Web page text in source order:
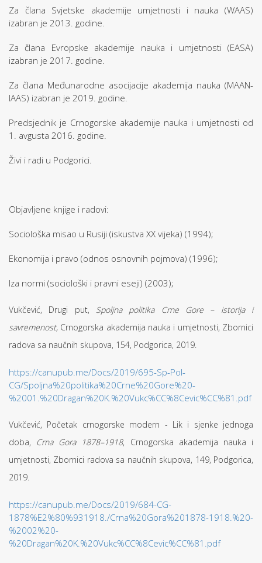
Za člana Svjetske akademije umjetnosti i nauka (WAAS)
izabran je 2013. godine.
Za člana Evropske akademije nauka i umjetnosti (EASA)
izabran je 2017. godine.
Za člana Međunarodne asocijacije akademija nauka (MAAN-
IAAS) izabran je 2019. godine.
Predsjednik je Crnogorske akademije nauka i umjetnosti od
1. avgusta 2016. godine.
Živi i radi u Podgorici.
Objavljene knjige i radovi:
Sociološka misao u Rusiji (iskustva XX vijeka) (1994);
Ekonomija i pravo (odnos osnovnih pojmova) (1996);
Iza normi (sociološki i pravni eseji) (2003);
Vukčević, Drugi put, Spoljna politika Crne Gore – istorija i
savremenost, Crnogorska akademija nauka i umjetnosti, Zbornici
radova sa naučnih skupova, 154, Podgorica, 2019.
https://canupub.me/Docs/2019/695-Sp-Pol-
CG/Spoljna%20politika%20Crne%20Gore%20-
%2001.%20Dragan%20K.%20Vukc%CC%8Cevic%CC%81.pdf
Vukčević, Početak crnogorske modern - Lik i sjenke jednoga
doba, Crna Gora 1878–1918, Crnogorska akademija nauka i
umjetnosti, Zbornici radova sa naučnih skupova, 149, Podgorica,
2019.
https://canupub.me/Docs/2019/684-CG-
1878%E2%80%931918./Crna%20Gora%201878-1918.%20-
%2002%20-
%20Dragan%20K.%20Vukc%CC%8Cevic%CC%81.pdf